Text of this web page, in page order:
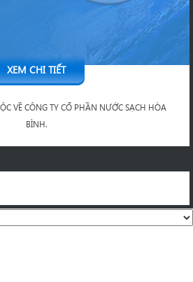
XEM CHI TIẾT
VỀ CÔNG TY CỔ PHẦN NƯỚC SẠCH HÒA
BÌNH.